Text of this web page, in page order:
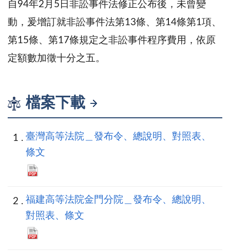
自94年2月5日非訟事件法修正公布後，未曾變
動，爰增訂就非訟事件法第13條、第14條第1項、
第15條、第17條規定之非訟事件程序費用，依原
定額數加徵十分之五。
檔案下載
臺灣高等法院＿發布令、總說明、對照表、
條文
福建高等法院金門分院＿發布令、總說明、
對照表、條文